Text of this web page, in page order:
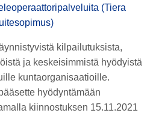
(Tiera
kilpailutuksista,
ja keskeisimmistä hyödyistä
kuntaorganisaatioille.
hyödyntämään
kiinnostuksen 15.11.2021